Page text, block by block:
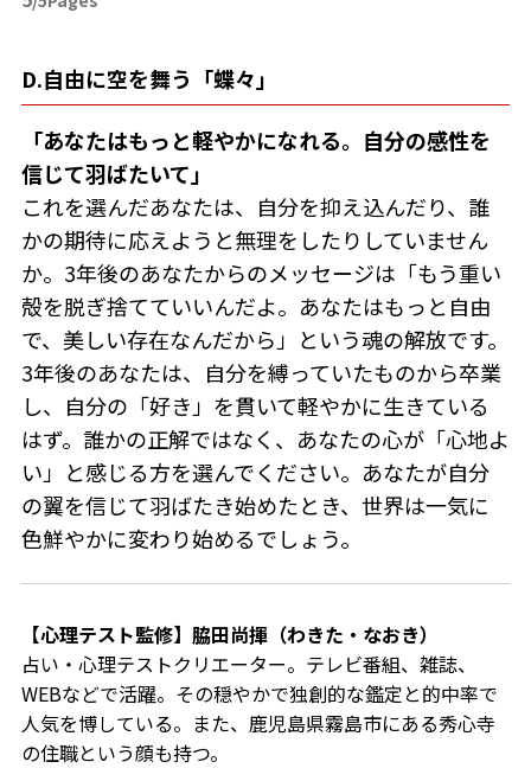
D.自由に空を舞う「蝶々」
「あなたはもっと軽やかになれる。自分の感性を
信じて羽ばたいて」
これを選んだあなたは、自分を抑え込んだり、誰
かの期待に応えようと無理をしたりしていません
か。3年後のあなたからのメッセージは「もう重い
殻を脱ぎ捨てていいんだよ。あなたはもっと自由
で、美しい存在なんだから」という魂の解放です。
3年後のあなたは、自分を縛っていたものから卒業
し、自分の「好き」を貫いて軽やかに生きている
はず。誰かの正解ではなく、あなたの心が「心地よ
い」と感じる方を選んでください。あなたが自分
の翼を信じて羽ばたき始めたとき、世界は一気に
色鮮やかに変わり始めるでしょう。
【心理テスト監修】脇田尚揮（わきた・なおき）
占い・心理テストクリエーター。 テレビ番組、雑誌、
WEBなどで活躍。その穏やかで独創的な鑑定と的中率で
人気を博している。また、鹿児島県霧島市にある秀心寺
の住職という顔も持つ。